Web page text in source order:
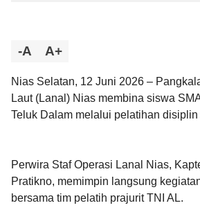
-A A+
Nias Selatan, 12 Juni 2026 –
Laut (Lanal) Nias membina siswa
Teluk Dalam melalui pelatihan
Perwira Staf Operasi Lanal Nias,
Pratikno, memimpin langsung
bersama tim pelatih prajurit TNI AL.